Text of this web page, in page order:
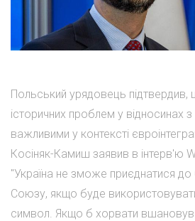
Польський урядовець підтвердив,
історичних проблем у відносинах
важливими у контексті
Косіняк-Камиш заявив в інтерв'ю
"Україна не зможе приєднатися
Союзу, якщо буде
символ. Якщо б хорвати